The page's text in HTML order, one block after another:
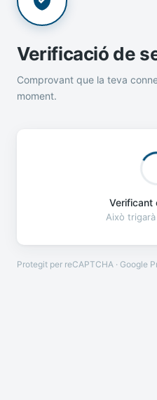
Verificació de
Comprovant que la teva
moment.
Verificant
Això
Protegit per reCAPTCHA · Google